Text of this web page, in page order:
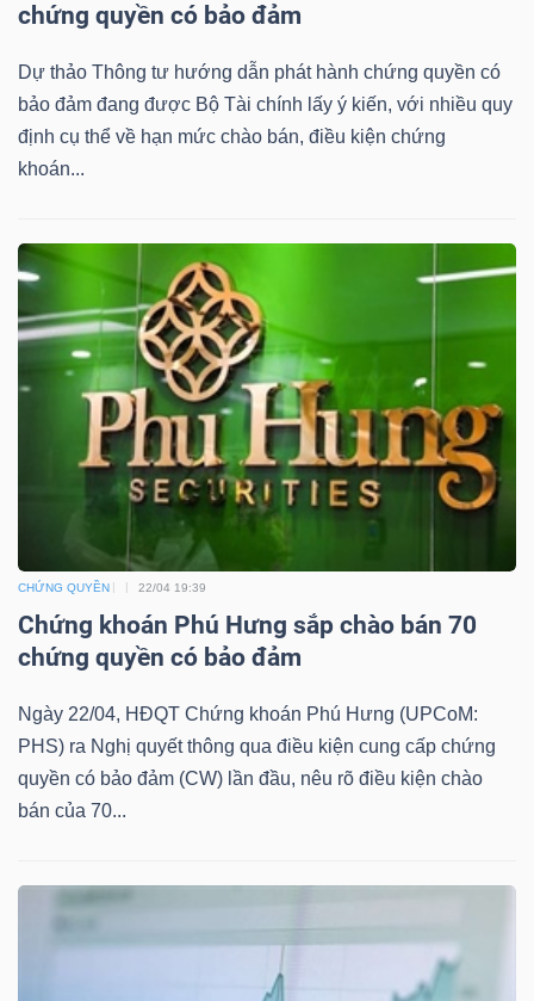
chứng quyền có bảo đảm
Dự thảo Thông tư hướng dẫn phát hành chứng quyền có
bảo đảm đang được Bộ Tài chính lấy ý kiến, với nhiều quy
định cụ thể về hạn mức chào bán, điều kiện chứng
khoán...
CHỨNG QUYỀN 22/04 19:39
Chứng khoán Phú Hưng sắp chào bán 70
chứng quyền có bảo đảm
Ngày 22/04, HĐQT Chứng khoán Phú Hưng (UPCoM:
PHS) ra Nghị quyết thông qua điều kiện cung cấp chứng
quyền có bảo đảm (CW) lần đầu, nêu rõ điều kiện chào
bán của 70...
YẾU
TIÊU
CHĂM
SỨC
TÀI
THÔNG